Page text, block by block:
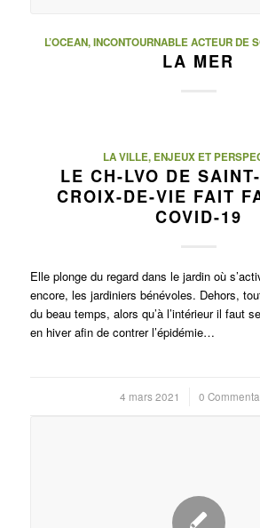
L’OCEAN, INCONTOURNABLE ACTEUR DE
LA MER
LA VILLE, ENJEUX ET
LE CH-LVO DE
CROIX-DE-VIE FAIT
COVID-19
Elle plonge du regard dans le jardin où
encore, les jardiniers bénévoles. Dehors,
du beau temps, alors qu’à l’intérieur il faut
en hiver afin de contrer l’épidémie…
4 mars 2021
/ 0